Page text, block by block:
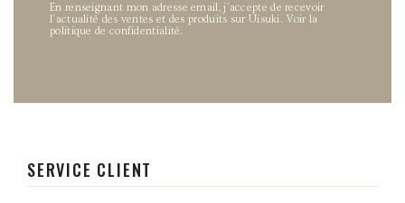
SERVICE CLIENT
En renseignant mon adresse email, j’accepte de recevoir
l’actualité des ventes et des produits sur Uisuki. Voir la
politique de confidentialité.